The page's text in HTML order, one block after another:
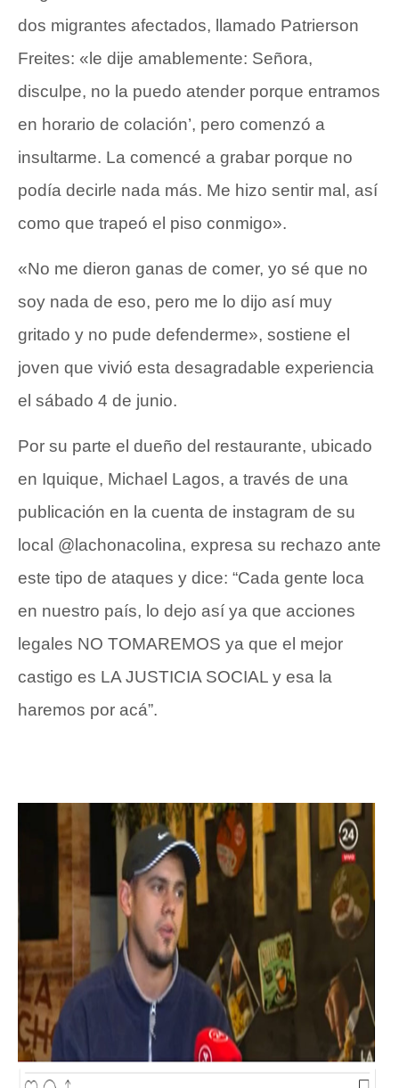
dos migrantes afectados, llamado Patrierson
Freites: «le dije amablemente: Señora,
disculpe, no la puedo atender porque entramos
en horario de colación’, pero comenzó a
insultarme. La comencé a grabar porque no
podía decirle nada más. Me hizo sentir mal, así
como que trapeó el piso conmigo».
«No me dieron ganas de comer, yo sé que no
soy nada de eso, pero me lo dijo así muy
gritado y no pude defenderme», sostiene el
joven que vivió esta desagradable experiencia
el sábado 4 de junio.
Por su parte el dueño del restaurante, ubicado
en Iquique, Michael Lagos, a través de una
publicación en la cuenta de instagram de su
local @lachonacolina, expresa su rechazo ante
este tipo de ataques y dice: “Cada gente loca
en nuestro país, lo dejo así ya que acciones
legales NO TOMAREMOS ya que el mejor
castigo es LA JUSTICIA SOCIAL y esa la
haremos por acá”.